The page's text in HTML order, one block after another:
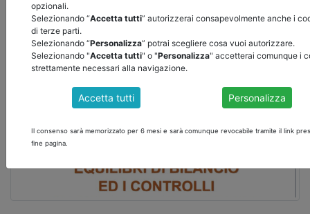
EVENTI
opzionali.
Selezionando “Accetta tutti” autorizzerai consapevolmente anche i
di terze parti.
Selezionando “Personalizza” potrai scegliere cosa vuoi autorizzare.
Selezionando "Accetta tutti" o "Personalizza" accetterai comunque i
strettamente necessari alla navigazione.
Accetta tutti Personalizza
Il consenso sarà memorizzato per 6 mesi e sarà comunque revocabile tramite il link
fine pagina.